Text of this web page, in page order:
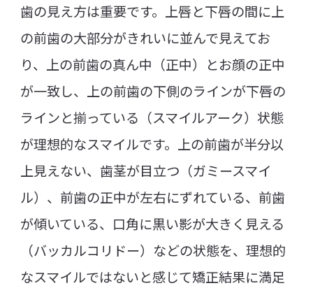
歯の見え方は重要です。上唇と下唇の間に上
の前歯の大部分がきれいに並んで見えてお
り、上の前歯の真ん中（正中）とお顔の正中
が一致し、上の前歯の下側のラインが下唇の
ラインと揃っている（スマイルアーク）状態
が理想的なスマイルです。上の前歯が半分以
上見えない、歯茎が目立つ（ガミースマイ
ル）、前歯の正中が左右にずれている、前歯
が傾いている、口角に黒い影が大きく見える
（バッカルコリドー）などの状態を、理想的
なスマイルではないと感じて矯正結果に満足